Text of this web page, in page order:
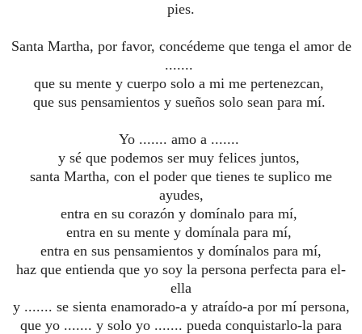
pies.
Santa Martha, por favor, concédeme que tenga el amor de
.......
que su mente y cuerpo solo a mi me pertenezcan,
que sus pensamientos y sueños solo sean para mí.
Yo ....... amo a .......
y sé que podemos ser muy felices juntos,
santa Martha, con el poder que tienes te suplico me
ayudes,
entra en su corazón y domínalo para mí,
entra en su mente y domínala para mí,
entra en sus pensamientos y domínalos para mí,
haz que entienda que yo soy la persona perfecta para el-
ella
y ....... se sienta enamorado-a y atraído-a por mí persona,
que yo ....... y solo yo ....... pueda conquistarlo-la para